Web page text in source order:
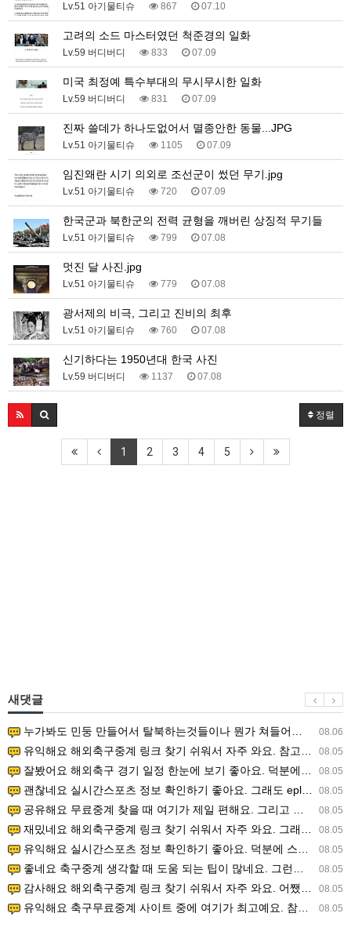
Lv.51 아기물티슈 867 07.10
고려의 소드 마스터였던 척준경의 일화
Lv.59 버디버디 833 07.09
미국 최정예 특수부대의 무시무시한 일화
Lv.59 버디버디 831 07.09
진짜 쓸데가 하나도없어서 멸종안한 동물...JPG
Lv.51 아기물티슈 1105 07.09
임진왜란 시기 의외로 조선군이 썼던 무기.jpg
Lv.51 아기물티슈 720 07.09
한국군과 북한군의 전력 균형을 깨버린 상징적 무기들
Lv.51 아기물티슈 799 07.08
멋진 달 사진.jpg
Lv.51 아기물티슈 779 07.08
광서제의 비극, 그리고 진비의 최후
Lv.51 아기물티슈 760 07.08
신기하다는 1950년대 한국 사진
Lv.59 버디버디 1137 07.08
정렬
1 2 3 4 5
새댓글
08.06
누가봐도 민둥 만들어서 탈북하는것들이나 뭔가 쳐들어오는 낌새를 미리 알아차리기 위함이지 저걸 전쟁준비라고 하…
08.05
유익해요 해외축구중계 링크 찾기 쉬워서 자주 와요. 참고로 무료스포츠중계 정보 확인할 때 출처 꼭 체크해요.…
08.05
잘봤어요 해외축구 경기 일정 한눈에 보기 좋아요. 덕분에 epl중계 볼 때 공식 중계 채널 먼저 찾아봐요. …
08.05
괜찮네요 실시간스포츠 정보 확인하기 좋아요. 그래도 epl중계 볼 때 공식 중계 채널 먼저 찾아봐요. 북마크…
08.05
공유해요 무료중계 찾을 때 여기가 제일 편해요. 그리고 무료스포츠중계 정보 확인할 때 출처 꼭 체크해요. 앞…
08.05
재밌네요 해외축구중계 링크 찾기 쉬워서 자주 와요. 그래서 해외축구중계도 정식 서비스로 봐야 안전해요. 다음…
08.05
유익해요 실시간스포츠 정보 확인하기 좋아요. 덕분에 스포츠중계는 합법적인 경로로만 시청하려 해요. 좋은 정보…
08.05
좋네요 축구중계 생각할 때 도움 되는 팁이 많네요. 그런데 해외축구중계도 정식 서비스로 봐야 안전해요. 다음…
08.05
감사해요 해외축구중계 링크 찾기 쉬워서 자주 와요. 어쨌든 축구무료중계도 합법적인 곳에서 봐야 마음 편해요.…
08.05
유익해요 축구무료중계 사이트 중에 여기가 최고예요. 참고로 축구무료중계도 합법적인 곳에서 봐야 마음 편해요.…